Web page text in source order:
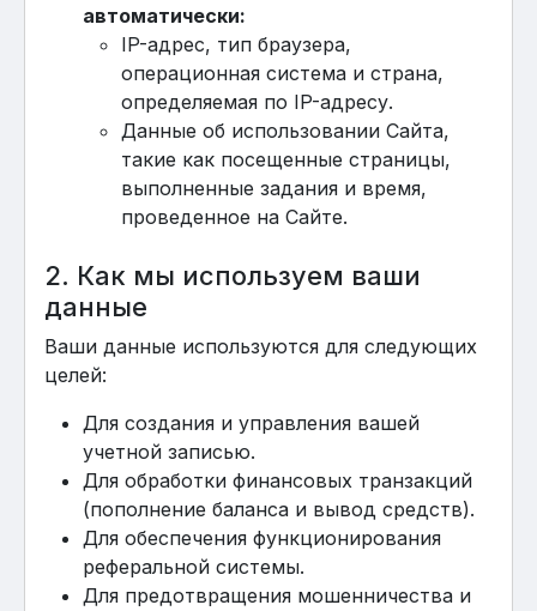
автоматически:
IP-адрес, тип браузера,
операционная система и страна,
определяемая по IP-адресу.
Данные об использовании Сайта,
такие как посещенные страницы,
выполненные задания и время,
проведенное на Сайте.
2. Как мы используем ваши
данные
Ваши данные используются для следующих
целей:
Для создания и управления вашей
учетной записью.
Для обработки финансовых транзакций
(пополнение баланса и вывод средств).
Для обеспечения функционирования
реферальной системы.
Для предотвращения мошенничества и